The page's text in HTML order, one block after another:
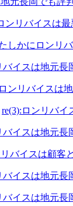
ンリバイスは
しかにロンリ
バイスは地元
ンリバイスは
re(3):ロンリバ
バイスは地元
リバイスは顧客
バイスは地元
バイスは地元